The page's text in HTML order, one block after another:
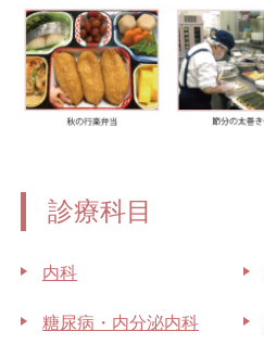
診療科目
内科
糖尿病・内分泌内科